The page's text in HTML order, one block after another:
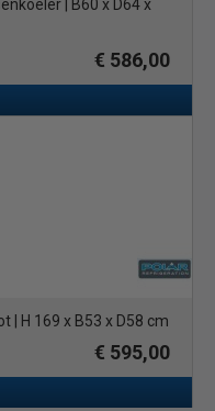
| B60 x D64 x
€ 586,00
| H 169 x B53 x D58 cm
€ 595,00